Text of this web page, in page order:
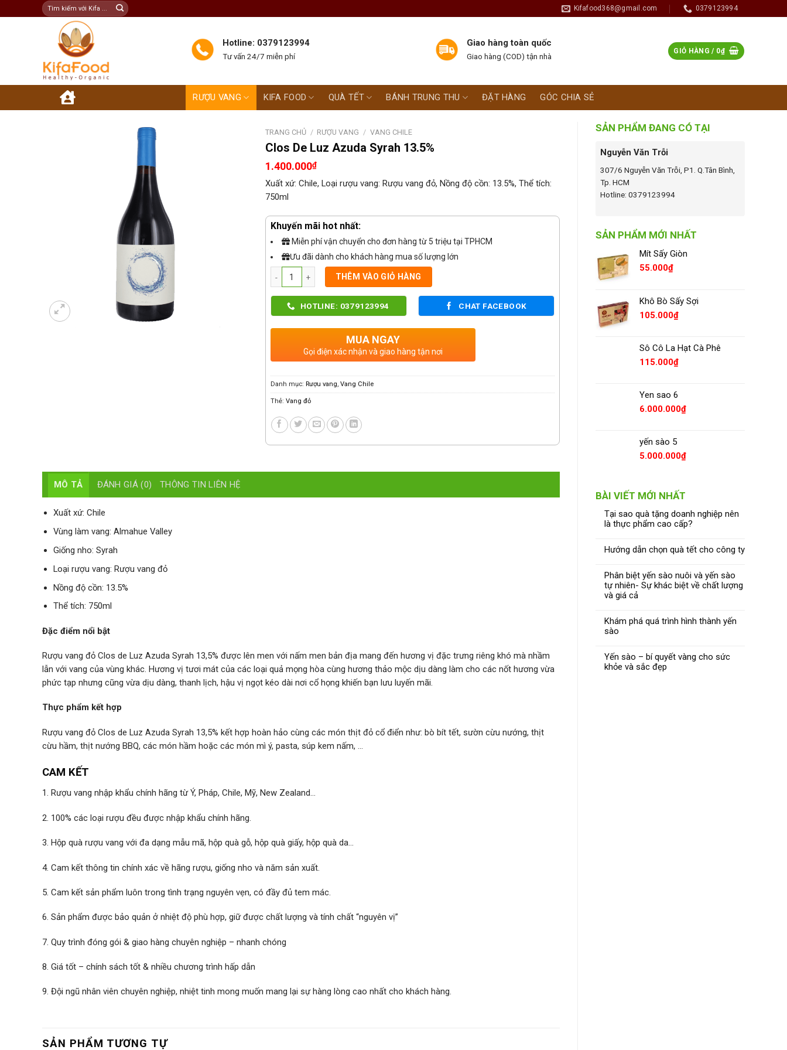
to
Tìm
kiếm:
Kifafood368@gmail.com 0379123994
Hotline: 0379123994
Tư vấn 24/7 miễn phí
Giao hàng toàn quốc
Giao hàng (COD) tận nhà
GIỎ HÀNG / 0₫
RƯỢU VANG KIFA FOOD QUÀ TẾT BÁNH TRUNG THU ĐẶT HÀNG GÓC CHIA SẺ
SẢN PHẨM ĐANG CÓ TẠI
Nguyễn Văn Trỗi
307/6 Nguyễn Văn Trỗi, P1. Q.Tân Bình,
Tp. HCM
Hotline: 0379123994
SẢN PHẨM MỚI NHẤT
Mít Sấy Giòn
55.000₫
Khô Bò Sấy Sợi
105.000₫
Sô Cô La Hạt Cà Phê
115.000₫
Yen sao 6
6.000.000₫
yến sào 5
5.000.000₫
BÀI VIẾT MỚI NHẤT
Tại sao quà tặng doanh nghiệp nên
là thực phẩm cao cấp?
Hướng dẫn chọn quà tết cho công ty
Phân biệt yến sào nuôi và yến sào
tự nhiên- Sự khác biệt về chất lượng
và giá cả
Khám phá quá trình hình thành yến
sào
Yến sào – bí quyết vàng cho sức
khỏe và sắc đẹp
TRANG CHỦ / RƯỢU VANG / VANG CHILE
Clos De Luz Azuda Syrah 13.5%
1.400.000₫
Xuất xứ: Chile, Loại rượu vang: Rượu vang đỏ, Nồng độ cồn: 13.5%, Thể tích:
750ml
Khuyến mãi hot nhất:
Miễn phí vận chuyển cho đơn hàng từ 5 triệu tại TPHCM
Ưu đãi dành cho khách hàng mua số lượng lớn
THÊM VÀO GIỎ HÀNG
HOTLINE: 0379123994 CHAT FACEBOOK
MUA NGAY
Gọi điện xác nhận và giao hàng tận nơi
Danh mục: Rượu vang, Vang Chile
Thẻ: Vang đỏ
MÔ TẢ ĐÁNH GIÁ (0) THÔNG TIN LIÊN HỆ
Xuất xứ: Chile
Vùng làm vang: Almahue Valley
Giống nho: Syrah
Loại rượu vang: Rượu vang đỏ
Nồng độ cồn: 13.5%
Thể tích: 750ml
Đặc điểm nổi bật
Rượu vang đỏ Clos de Luz Azuda Syrah 13,5% được lên men với nấm men bản địa mang đến hương vị đặc trưng riêng khó mà nhầm
lẫn với vang của vùng khác. Hương vị tươi mát của các loại quả mọng hòa cùng hương thảo mộc dịu dàng làm cho các nốt hương vừa
phức tạp nhưng cũng vừa dịu dàng, thanh lịch, hậu vị ngọt kéo dài nơi cổ họng khiến bạn lưu luyến mãi.
Thực phẩm kết hợp
Rượu vang đỏ Clos de Luz Azuda Syrah 13,5% kết hợp hoàn hảo cùng các món thịt đỏ cổ điển như: bò bít tết, sườn cừu nướng, thịt
cừu hầm, thịt nướng BBQ, các món hầm hoặc các món mì ý, pasta, súp kem nấm, …
CAM KẾT
1. Rượu vang nhập khẩu chính hãng từ Ý, Pháp, Chile, Mỹ, New Zealand…
2. 100% các loại rượu đều được nhập khẩu chính hãng.
3. Hộp quà rượu vang với đa dạng mẫu mã, hộp quà gỗ, hộp quà giấy, hộp quà da…
4. Cam kết thông tin chính xác về hãng rượu, giống nho và năm sản xuất.
5. Cam kết sản phẩm luôn trong tình trạng nguyên vẹn, có đầy đủ tem mác.
6. Sản phẩm được bảo quản ở nhiệt độ phù hợp, giữ được chất lượng và tính chất “nguyên vị”
7. Quy trình đóng gói & giao hàng chuyên nghiệp – nhanh chóng
8. Giá tốt – chính sách tốt & nhiều chương trình hấp dẫn
9. Đội ngũ nhân viên chuyên nghiệp, nhiệt tinh mong muốn mang lại sự hàng lòng cao nhất cho khách hàng.
SẢN PHẨM TƯƠNG TỰ